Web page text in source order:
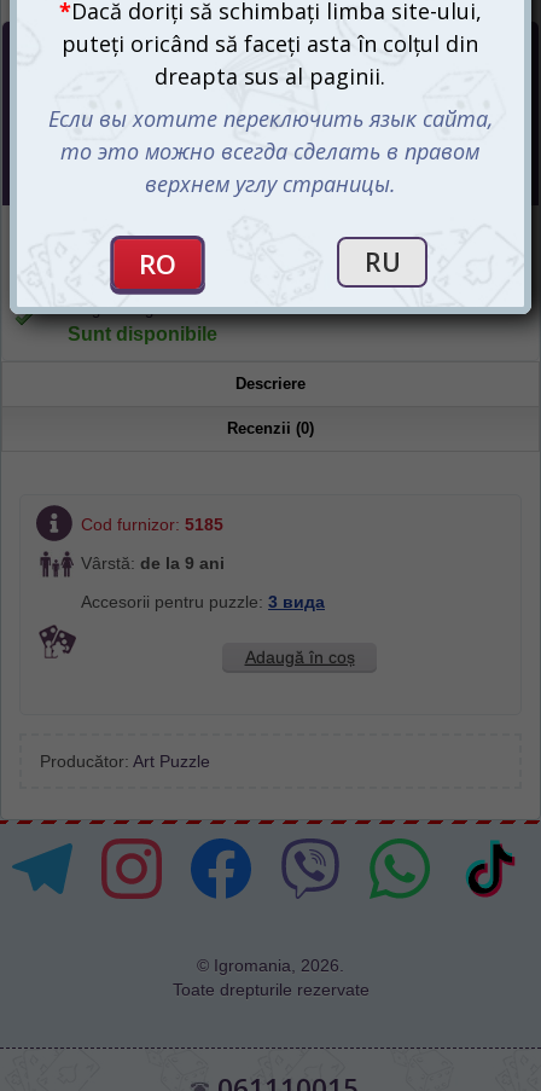
Preț :
150 mdl
Sunt disponibile
Magazin "Igromania"
Sunt disponibile
Descriere
Recenzii (0)
Cod furnizor: 5185
Vârstă: de la 9 ani
Accesorii pentru puzzle: 3 вида
Adaugă în coș
Producător: Art Puzzle
© Igromania, 2026.
Toate drepturile rezervate